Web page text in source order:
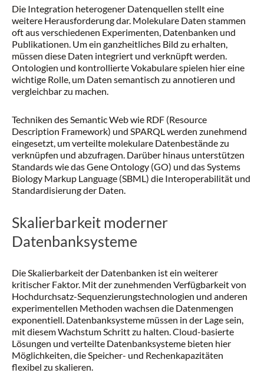
Die Integration heterogener Datenquellen stellt eine
weitere Herausforderung dar. Molekulare Daten stammen
oft aus verschiedenen Experimenten, Datenbanken und
Publikationen. Um ein ganzheitliches Bild zu erhalten,
müssen diese Daten integriert und verknüpft werden.
Ontologien und kontrollierte Vokabulare spielen hier eine
wichtige Rolle, um Daten semantisch zu annotieren und
vergleichbar zu machen.
Techniken des Semantic Web wie RDF (Resource
Description Framework) und SPARQL werden zunehmend
eingesetzt, um verteilte molekulare Datenbestände zu
verknüpfen und abzufragen. Darüber hinaus unterstützen
Standards wie das Gene Ontology (GO) und das Systems
Biology Markup Language (SBML) die Interoperabilität und
Standardisierung der Daten.
Skalierbarkeit moderner
Datenbanksysteme
Die Skalierbarkeit der Datenbanken ist ein weiterer
kritischer Faktor. Mit der zunehmenden Verfügbarkeit von
Hochdurchsatz-Sequenzierungstechnologien und anderen
experimentellen Methoden wachsen die Datenmengen
exponentiell. Datenbanksysteme müssen in der Lage sein,
mit diesem Wachstum Schritt zu halten. Cloud-basierte
Lösungen und verteilte Datenbanksysteme bieten hier
Möglichkeiten, die Speicher- und Rechenkapazitäten
flexibel zu skalieren.